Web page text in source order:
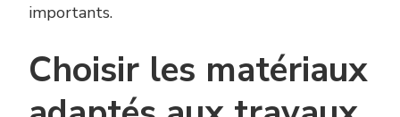
importants.
Choisir les matériaux